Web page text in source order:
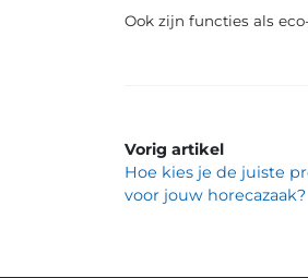
Ook zijn functies als
Vorig artikel
Hoe kies je de juiste
voor jouw horecazaak?